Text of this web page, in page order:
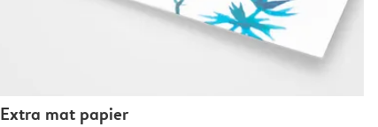
Extra mat papier